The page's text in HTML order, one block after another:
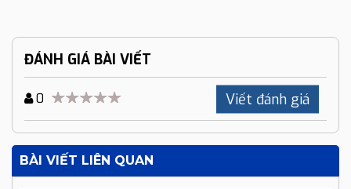
ĐÁNH GIÁ BÀI VIẾT
0 Viết đánh giá
BÀI VIẾT LIÊN QUAN